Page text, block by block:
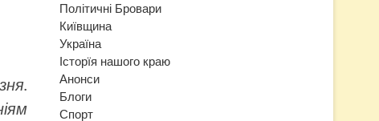
Політичні Бровари
Київщина
Україна
Історїя нашого краю
Анонси
Блоги
Спорт